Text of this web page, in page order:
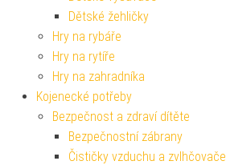
Dětské žehličky
Hry na rybáře
Hry na rytíře
Hry na zahradníka
Kojenecké potřeby
Bezpečnost a zdraví dítěte
Bezpečnostní zábrany
Čističky vzduchu a zvlhčovače